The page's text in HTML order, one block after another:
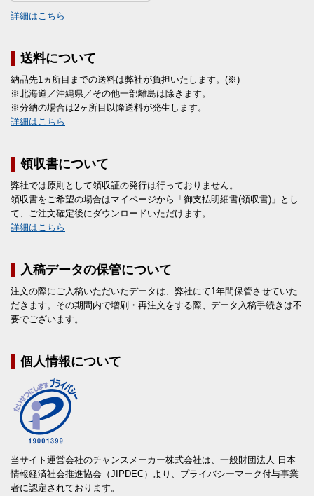
詳細はこちら
送料について
納品先1ヵ所目までの送料は弊社が負担いたします。(※)
※北海道／沖縄県／その他一部離島は除きます。
※分納の場合は2ヶ所目以降送料が発生します。
詳細はこちら
領収書について
弊社では原則として領収証の発行は行っておりません。
領収書をご希望の場合はマイページから「御支払明細書(領収書)」とし
て、ご注文確定後にダウンロードいただけます。
詳細はこちら
入稿データの保管について
注文の際にご入稿いただいたデータは、弊社にて1年間保管させていた
だきます。その期間内で増刷・再注文をする際、データ入稿手続きは不
要でございます。
個人情報について
当サイト運営会社のチャンスメーカー株式会社は、一般財団法人 日本
情報経済社会推進協会（JIPDEC）より、プライバシーマーク付与事業
者に認定されております。